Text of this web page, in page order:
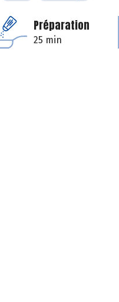
Préparation
25 min